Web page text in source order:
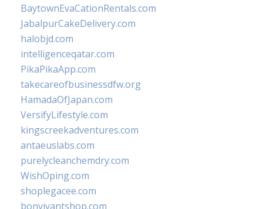
BaytownEvaCationRentals.com
JabalpurCakeDelivery.com
halobjd.com
intelligenceqatar.com
PikaPikaApp.com
takecareofbusinessdfw.org
HamadaOfJapan.com
VersifyLifestyle.com
kingscreekadventures.com
antaeuslabs.com
purelycleanchemdry.com
WishOping.com
shoplegacee.com
bonvivantshop.com